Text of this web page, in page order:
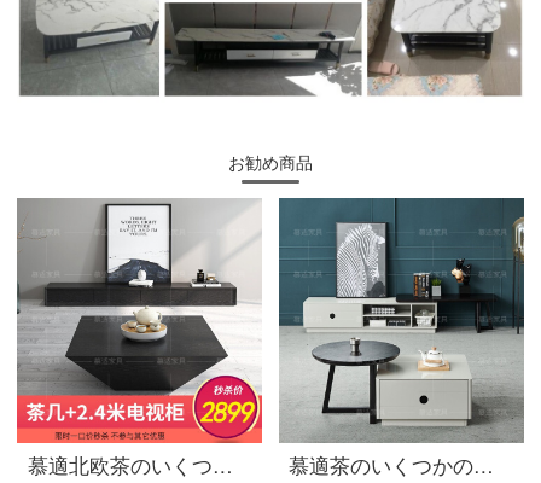
お勧め商品
慕適北欧茶のいくつかの小型タイプの茶箱セットのアイデアは簡単に客間茶のいくつかの小さな部屋型の収納物をセットにします。黒い四角形の茶の数は全部黒茶何+2.4メートルのテレビの箱（2899元を手に入れます）
慕適茶のいくつかの大理石の高低円茶の組み合わせ北欧の茶のいくつかのテレビの箱セットのアイデアの簡単な意味の大理石のお茶のいくつかの高低のお茶+伸縮性の箱(秒殺して2899)